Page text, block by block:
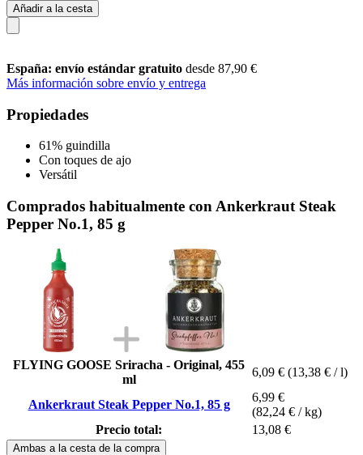
Añadir a la cesta
España: envío estándar gratuito desde 87,90 €
Más información sobre envío y entrega
Propiedades
61% guindilla
Con toques de ajo
Versátil
Comprados habitualmente con Ankerkraut Steak
Pepper No.1, 85 g
FLYING GOOSE Sriracha - Original, 455
ml
6,09 € (13,38 € / l)
Ankerkraut Steak Pepper No.1, 85 g
6,99 €
(82,24 € / kg)
Precio total:
13,08 €
Ambas a la cesta de la compra